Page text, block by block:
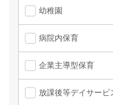
幼稚園
病院内保育
企業主導型保育
放課後等デイサービ